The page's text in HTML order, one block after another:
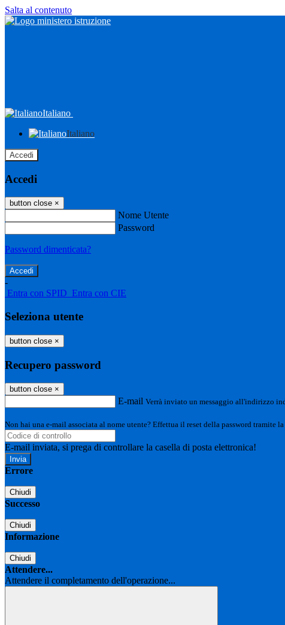
Salta al contenuto
Italiano
Italiano
Accedi
Accedi
button close ×
Nome Utente
Password
Password dimenticata?
-
Entra con SPID Entra con CIE
Seleziona utente
button close ×
Recupero password
button close ×
E-mail Verrà inviato un messaggio all'indirizzo
Non hai una e-mail associata al nome utente? Effettua il reset della password tramite la
E-mail inviata, si prega di controllare la casella di posta elettronica!
Errore
Chiudi
Successo
Chiudi
Informazione
Chiudi
Attendere...
Attendere il completamento dell'operazione...